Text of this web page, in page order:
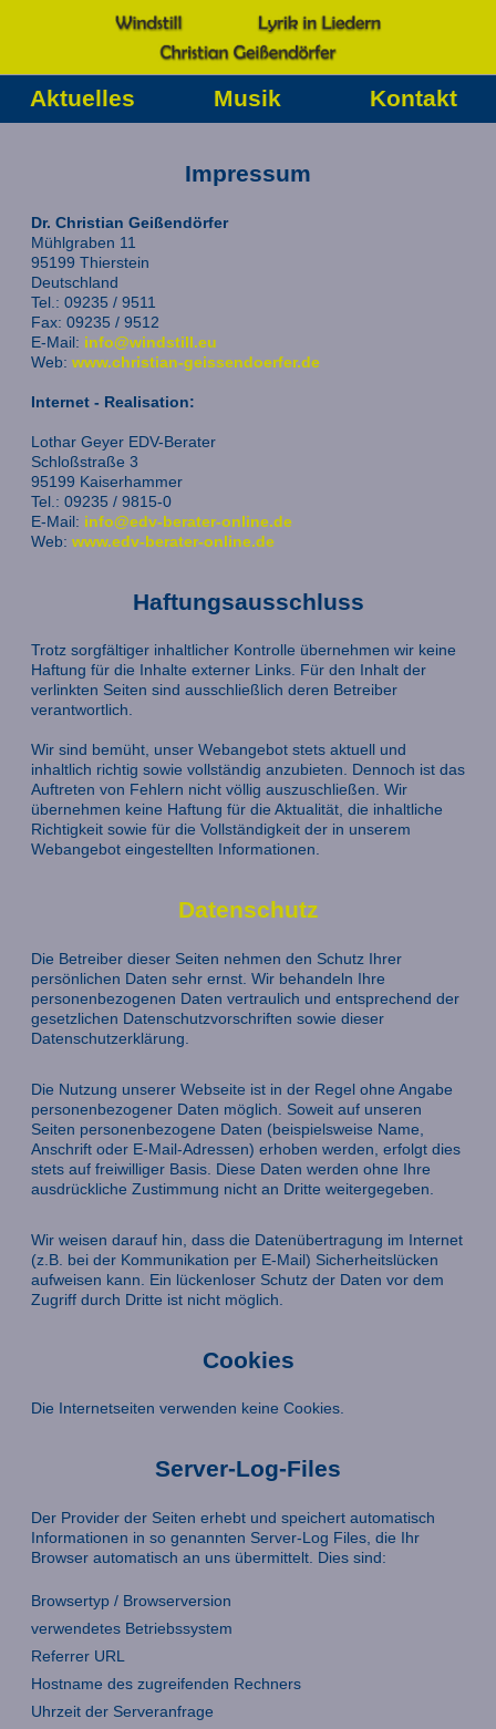
Aktuelles Musik Kontakt
Impressum
Dr. Christian Geißendörfer
Mühlgraben 11
95199 Thierstein
Deutschland
Tel.: 09235 / 9511
Fax: 09235 / 9512
E-Mail: info@windstill.eu
Web: www.christian-geissendoerfer.de
Internet - Realisation:
Lothar Geyer EDV-Berater
Schloßstraße 3
95199 Kaiserhammer
Tel.: 09235 / 9815-0
E-Mail: info@edv-berater-online.de
Web: www.edv-berater-online.de
Haftungsausschluss
Trotz sorgfältiger inhaltlicher Kontrolle übernehmen wir keine
Haftung für die Inhalte externer Links. Für den Inhalt der
verlinkten Seiten sind ausschließlich deren Betreiber
verantwortlich.
Wir sind bemüht, unser Webangebot stets aktuell und
inhaltlich richtig sowie vollständig anzubieten. Dennoch ist das
Auftreten von Fehlern nicht völlig auszuschließen. Wir
übernehmen keine Haftung für die Aktualität, die inhaltliche
Richtigkeit sowie für die Vollständigkeit der in unserem
Webangebot eingestellten Informationen.
Datenschutz
Die Betreiber dieser Seiten nehmen den Schutz Ihrer
persönlichen Daten sehr ernst. Wir behandeln Ihre
personenbezogenen Daten vertraulich und entsprechend der
gesetzlichen Datenschutzvorschriften sowie dieser
Datenschutzerklärung.
Die Nutzung unserer Webseite ist in der Regel ohne Angabe
personenbezogener Daten möglich. Soweit auf unseren
Seiten personenbezogene Daten (beispielsweise Name,
Anschrift oder E-Mail-Adressen) erhoben werden, erfolgt dies
stets auf freiwilliger Basis. Diese Daten werden ohne Ihre
ausdrückliche Zustimmung nicht an Dritte weitergegeben.
Wir weisen darauf hin, dass die Datenübertragung im Internet
(z.B. bei der Kommunikation per E-Mail) Sicherheitslücken
aufweisen kann. Ein lückenloser Schutz der Daten vor dem
Zugriff durch Dritte ist nicht möglich.
Cookies
Die Internetseiten verwenden keine Cookies.
Server-Log-Files
Der Provider der Seiten erhebt und speichert automatisch
Informationen in so genannten Server-Log Files, die Ihr
Browser automatisch an uns übermittelt. Dies sind:
Browsertyp / Browserversion
verwendetes Betriebssystem
Referrer URL
Hostname des zugreifenden Rechners
Uhrzeit der Serveranfrage